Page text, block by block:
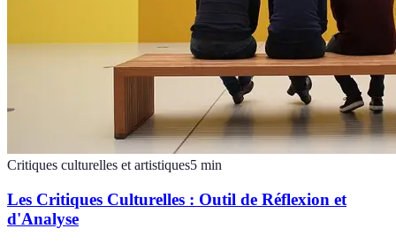
Critiques culturelles et artistiques5 min
Les Critiques Culturelles : Outil de Réflexion et
d'Analyse